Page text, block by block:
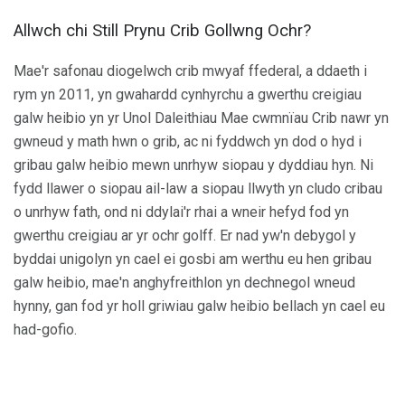
Allwch chi Still Prynu Crib Gollwng Ochr?
Mae'r safonau diogelwch crib mwyaf ffederal, a ddaeth i
rym yn 2011, yn gwahardd cynhyrchu a gwerthu creigiau
galw heibio yn yr Unol Daleithiau Mae cwmnïau Crib nawr yn
gwneud y math hwn o grib, ac ni fyddwch yn dod o hyd i
gribau galw heibio mewn unrhyw siopau y dyddiau hyn. Ni
fydd llawer o siopau ail-law a siopau llwyth yn cludo cribau
o unrhyw fath, ond ni ddylai'r rhai a wneir hefyd fod yn
gwerthu creigiau ar yr ochr golff. Er nad yw'n debygol y
byddai unigolyn yn cael ei gosbi am werthu eu hen gribau
galw heibio, mae'n anghyfreithlon yn dechnegol wneud
hynny, gan fod yr holl griwiau galw heibio bellach yn cael eu
had-gofio.